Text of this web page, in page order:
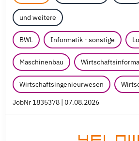
und weitere
BWL Informatik - sonstige
Maschinenbau
Wirtschaftsingenieurwesen
JobNr 1835378 | 07.08.2026